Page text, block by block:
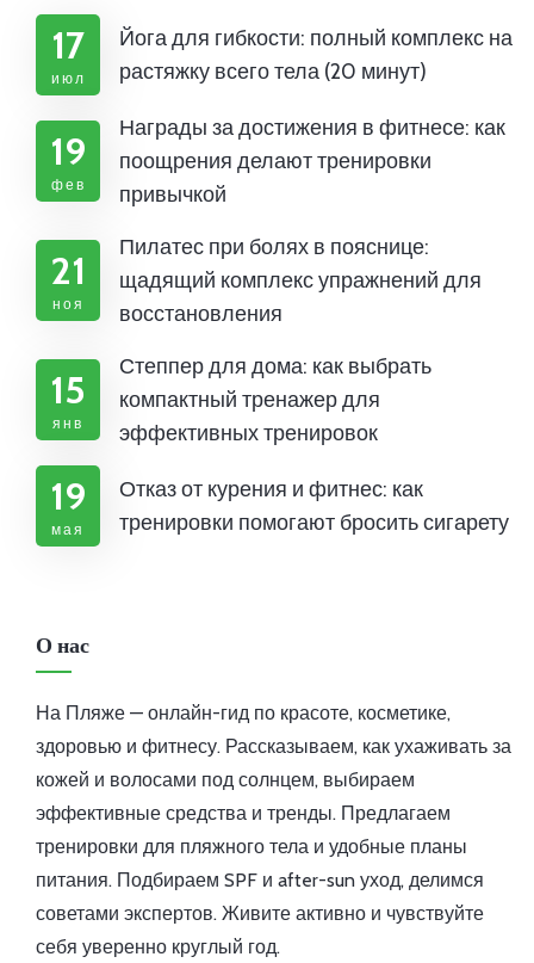
17
июл
Йога для гибкости: полный комплекс на
растяжку всего тела (20 минут)
19
фев
Награды за достижения в фитнесе: как
поощрения делают тренировки
привычкой
21
ноя
Пилатес при болях в пояснице:
щадящий комплекс упражнений для
восстановления
15
янв
Степпер для дома: как выбрать
компактный тренажер для
эффективных тренировок
19
мая
Отказ от курения и фитнес: как
тренировки помогают бросить сигарету
О нас
На Пляже — онлайн-гид по красоте, косметике,
здоровью и фитнесу. Рассказываем, как ухаживать за
кожей и волосами под солнцем, выбираем
эффективные средства и тренды. Предлагаем
тренировки для пляжного тела и удобные планы
питания. Подбираем SPF и after-sun уход, делимся
советами экспертов. Живите активно и чувствуйте
себя уверенно круглый год.